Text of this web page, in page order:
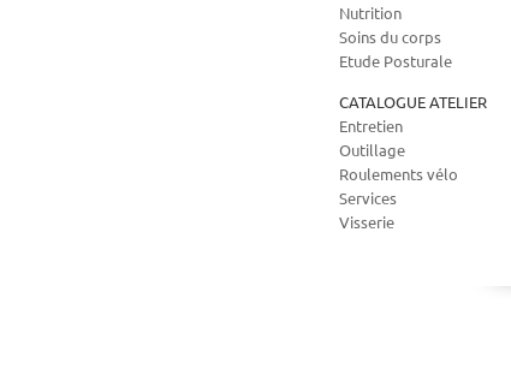
Nutrition
Soins du corps
Etude Posturale
CATALOGUE ATELIER
Entretien
Outillage
Roulements vélo
Services
Visserie